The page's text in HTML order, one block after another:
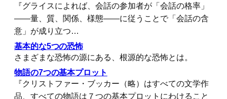
『グライスによれば、会話の参加者が「会話の格率」
――量、質、関係、様態――に従うことで「会話の含
意」が成り立つ…
基本的な5つの恐怖
さまざまな恐怖の源にある、根源的な恐怖とは。
物語の7つの基本プロット
『クリストファー・ブッカー（略）はすべての文学作
品、すべての物語は７つの基本プロットにわけること